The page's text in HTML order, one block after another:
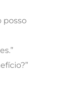
posso